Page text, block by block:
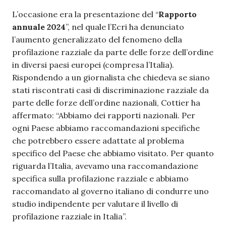
L’occasione era la presentazione del “Rapporto
annuale 2024”, nel quale l’Ecri ha denunciato
l’aumento generalizzato del fenomeno della
profilazione razziale da parte delle forze dell’ordine
in diversi paesi europei (compresa l’Italia).
Rispondendo a un giornalista che chiedeva se siano
stati riscontrati casi di discriminazione razziale da
parte delle forze dell’ordine nazionali, Cottier ha
affermato: “Abbiamo dei rapporti nazionali. Per
ogni Paese abbiamo raccomandazioni specifiche
che potrebbero essere adattate al problema
specifico del Paese che abbiamo visitato. Per quanto
riguarda l’Italia, avevamo una raccomandazione
specifica sulla profilazione razziale e abbiamo
raccomandato al governo italiano di condurre uno
studio indipendente per valutare il livello di
profilazione razziale in Italia”.